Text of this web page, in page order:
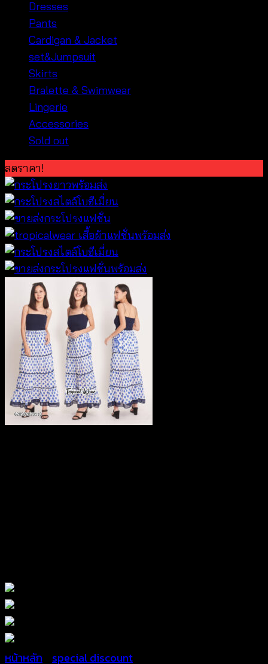
Dresses
Pants
Cardigan & Jacket
set&Jumpsuit
Skirts
Bralette & Swimwear
Lingerie
Accessories
Sold out
ลดราคา!
หน้าหลัก special discount